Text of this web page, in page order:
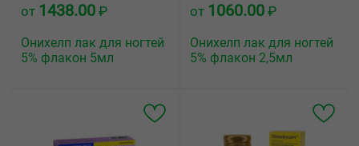
от 1438.00 ₽
Онихелп лак для ногтей
5% флакон 5мл
от 1060.00 ₽
Онихелп лак для ногтей
5% флакон 2,5мл